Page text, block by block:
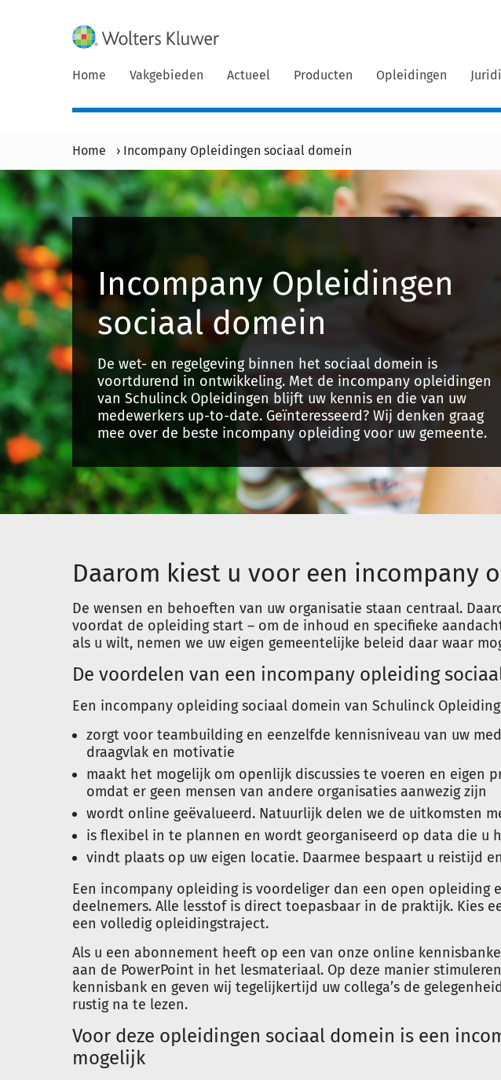
Home Vakgebieden Actueel Producten Opleidingen
Home › Incompany Opleidingen sociaal domein
Incompany Opleidingen
sociaal domein
De wet- en regelgeving binnen het sociaal domein is
voortdurend in ontwikkeling. Met de incompany opleidingen
van Schulinck Opleidingen blijft uw kennis en die van uw
medewerkers up-to-date. Geïnteresseerd? Wij denken graag
mee over de beste incompany opleiding voor uw gemeente.
Daarom kiest u voor een incompany
De wensen en behoeften van uw organisatie staan centraal.
voordat de opleiding start – om de inhoud en specifieke
als u wilt, nemen we uw eigen gemeentelijke beleid daar waar
De voordelen van een incompany opleiding
Een incompany opleiding sociaal domein van Schulinck
zorgt voor teambuilding en eenzelfde kennisniveau van uw
draagvlak en motivatie
maakt het mogelijk om openlijk discussies te voeren en eigen
omdat er geen mensen van andere organisaties aanwezig zijn
wordt online geëvalueerd. Natuurlijk delen we de uitkomsten
is flexibel in te plannen en wordt georganiseerd op data die u
vindt plaats op uw eigen locatie. Daarmee bespaart u reistijd
Een incompany opleiding is voordeliger dan een open opleiding
deelnemers. Alle lesstof is direct toepasbaar in de praktijk. Kies
een volledig opleidingstraject.
Als u een abonnement heeft op een van onze online
aan de PowerPoint in het lesmateriaal. Op deze manier
kennisbank en geven wij tegelijkertijd uw collega’s de
rustig na te lezen.
Voor deze opleidingen sociaal domein is een
mogelijk